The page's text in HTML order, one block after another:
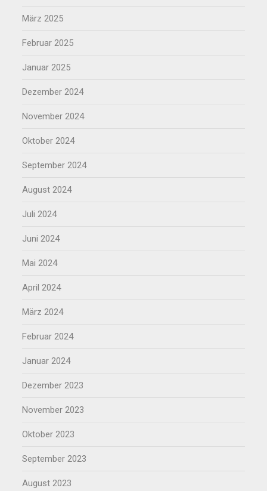
März 2025
Februar 2025
Januar 2025
Dezember 2024
November 2024
Oktober 2024
September 2024
August 2024
Juli 2024
Juni 2024
Mai 2024
April 2024
März 2024
Februar 2024
Januar 2024
Dezember 2023
November 2023
Oktober 2023
September 2023
August 2023